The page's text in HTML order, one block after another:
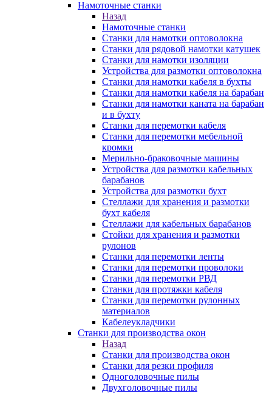
Намоточные станки
Назад
Намоточные станки
Станки для намотки оптоволокна
Станки для рядовой намотки катушек
Станки для намотки изоляции
Устройства для размотки оптоволокна
Станки для намотки кабеля в бухты
Станки для намотки кабеля на барабан
Станки для намотки каната на барабан
и в бухту
Станки для перемотки кабеля
Станки для перемотки мебельной
кромки
Мерильно-браковочные машины
Устройства для размотки кабельных
барабанов
Устройства для размотки бухт
Стеллажи для хранения и размотки
бухт кабеля
Стеллажи для кабельных барабанов
Стойки для хранения и размотки
рулонов
Станки для перемотки ленты
Станки для перемотки проволоки
Станки для перемотки РВД
Станки для протяжки кабеля
Станки для перемотки рулонных
материалов
Кабелеукладчики
Станки для производства окон
Назад
Станки для производства окон
Станки для резки профиля
Одноголовочные пилы
Двухголовочные пилы